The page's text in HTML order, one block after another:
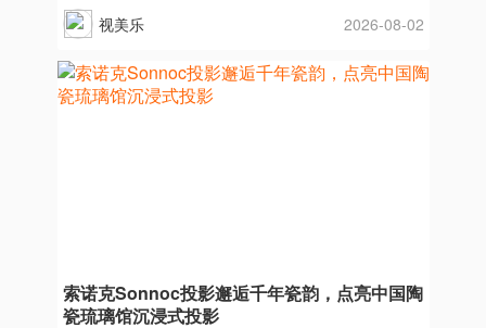
视美乐 2026-08-02
索诺克Sonnoc投影邂逅千年瓷韵，点亮中国陶
瓷琉璃馆沉浸式投影